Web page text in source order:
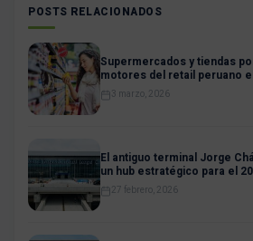
POSTS RELACIONADOS
Supermercados y tiendas
motores del retail peruano
3 marzo, 2026
El antiguo terminal Jorge
un hub estratégico para el
27 febrero, 2026